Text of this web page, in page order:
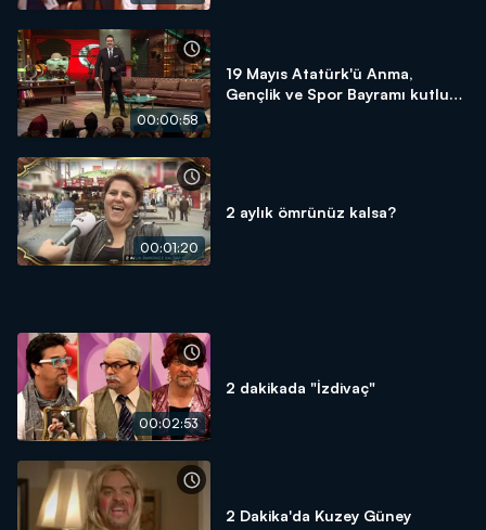
00:00:58
19 Mayıs Atatürk'ü Anma,
Gençlik ve Spor Bayramı kutlu
00:01:20
2 aylık ömrünüz kalsa?
00:02:53
2 dakikada "İzdivaç"
2 Dakika'da Kuzey Güney